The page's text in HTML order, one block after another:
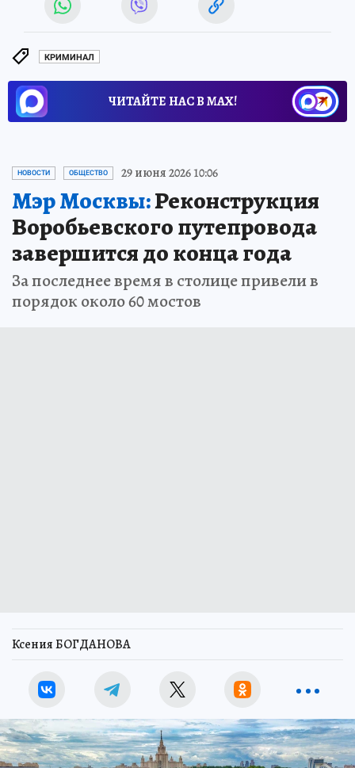
КРИМИНАЛ
ЧИТАЙТЕ НАС В МАХ!
НОВОСТИ ОБЩЕСТВО 29 июня 2026 10:06
Мэр Москвы:Реконструкция
Воробьевского путепровода
завершится до конца года
За последнее время в столице привели в
порядок около 60 мостов
Ксения БОГДАНОВА